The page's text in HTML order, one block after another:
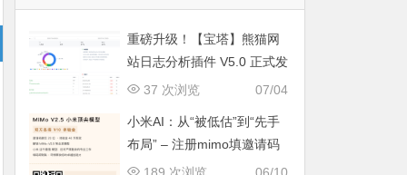
重磅升级！【宝塔】熊猫网
站日志分析插件 V5.0 正式发
布：智能体检+多维风控，运
07/04
37 次浏览
小米AI：从“被低估”到“先手
布局” – 注册mimo填邀请码
获取奖励, 赶紧的薅羊毛